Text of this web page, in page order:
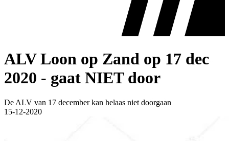
ALV Loon op Zand op 17 dec
2020 - gaat NIET door
De ALV van 17 december kan helaas niet doorgaan
15-12-2020